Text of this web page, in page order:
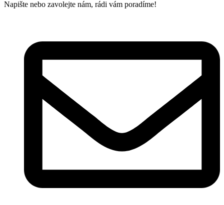
Napište nebo zavolejte nám, rádi vám poradíme!